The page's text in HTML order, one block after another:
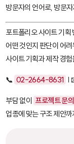
방문자의 언어로, 방문
포트폴리오 사이트 기획
어떤 것인지 판단이 어
사이트 기획과 제작 경
📞 02-2664-8631 |
부담 없이 프로젝트 문의
업종에 맞는 구조 제안